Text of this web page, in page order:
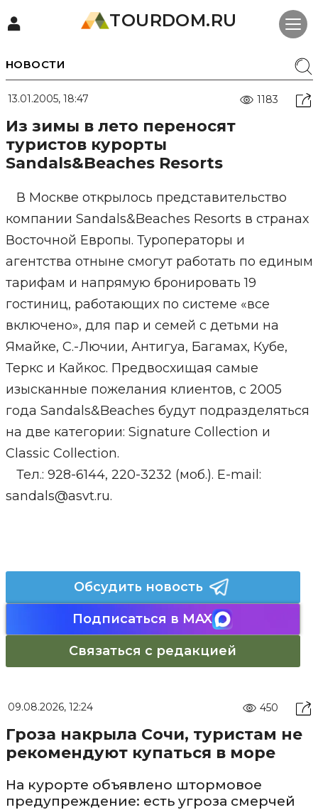
TOURDOM.RU
НОВОСТИ
13.01.2005, 18:47 1183
Из зимы в лето переносят
туристов курорты
Sandals&Beaches Resorts
В Москве открылось представительство
компании Sandals&Beaches Resorts в странах
Восточной Европы. Туроператоры и
агентства отныне смогут работать по единым
тарифам и напрямую бронировать 19
гостиниц, работающих по системе «все
включено», для пар и семей с детьми на
Ямайке, С.-Лючии, Антигуа, Багамах, Кубе,
Теркс и Кайкос. Предвосхищая самые
изысканные пожелания клиентов, с 2005
года Sandals&Beaches будут подразделяться
на две категории: Signature Collection и
Classic Collection.
Тел.: 928-6144, 220-3232 (моб.). E-mail:
sandals@asvt.ru.
Обсудить новость
Подписаться в MAX
Связаться с редакцией
09.08.2026, 12:24 450
Гроза накрыла Сочи, туристам не
рекомендуют купаться в море
На курорте объявлено штормовое
предупреждение: есть угроза смерчей